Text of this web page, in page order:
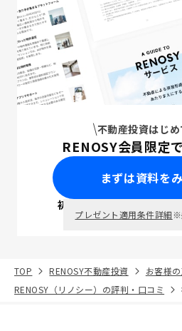
不動産投資はじ
RENOSY会員限定
まずは資料を
初回面談で ポイ
プレゼント適用条件詳細※
TOP RENOSY不動産投資
お客様
RENOSY（リノシー）の評判・口コミ